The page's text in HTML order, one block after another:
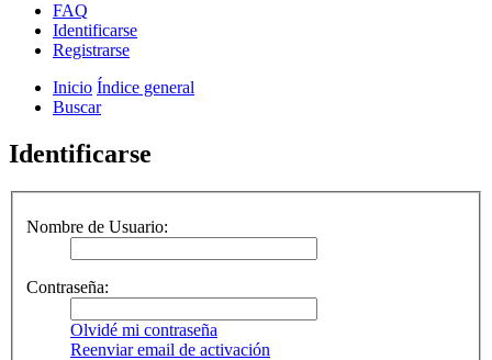
FAQ
Identificarse
Registrarse
Inicio Índice general
Buscar
Identificarse
Nombre de Usuario:
Contraseña:
Olvidé mi contraseña
Reenviar email de activación